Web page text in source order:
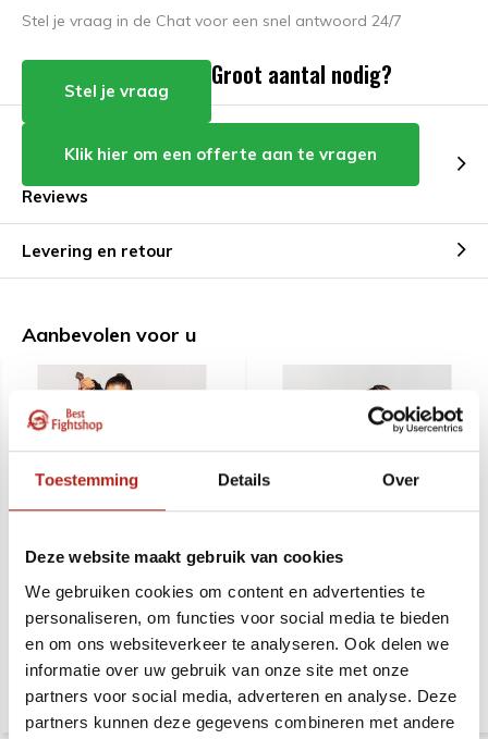
Toestemming Details Over
Deze website maakt gebruik van cookies
We gebruiken cookies om content en advertenties te
personaliseren, om functies voor social media te bieden
en om ons websiteverkeer te analyseren. Ook delen we
informatie over uw gebruik van onze site met onze
partners voor social media, adverteren en analyse. Deze
partners kunnen deze gegevens combineren met andere
Stel je vraag in de Chat voor een snel antwoord 24/7
Stel je vraag
Groot aantal nodig?
Klik hier om een offerte aan te vragen
Reviews
Levering en retour
Aanbevolen voor u
Inschuifbaar Tai Chi
zwaard 90 cm
Deliverytime
46,9939,99
Training Tai Chi pak
46,9938,99